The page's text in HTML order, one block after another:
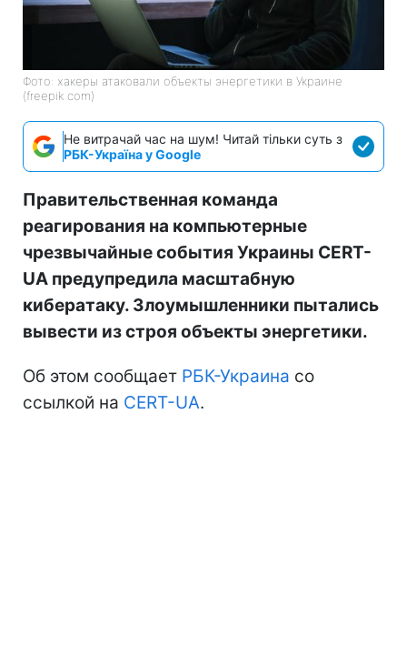
Фото: хакеры атаковали объекты энергетики в Украине
(freepik com)
Не витрачай час на шум! Читай тільки суть з
РБК-Україна у Google
Правительственная команда
реагирования на компьютерные
чрезвычайные события Украины CERT-
UA предупредила масштабную
кибератаку. Злоумышленники пытались
вывести из строя объекты энергетики.
Об этом сообщает РБК-Украина со
ссылкой на CERT-UA.